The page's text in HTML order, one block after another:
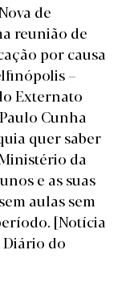
de
reunião de
por causa
–
Externato
Cunha
quer saber
da
e as suas
aulas sem
[Notícia
do